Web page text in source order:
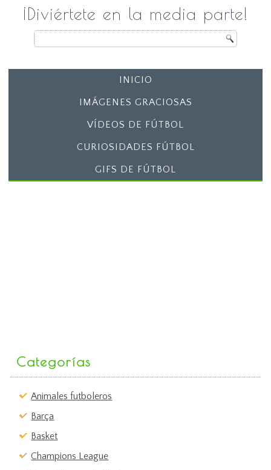
¡Diviértete en la media parte!
INICIO
IMÁGENES GRACIOSAS
VÍDEOS DE FÚTBOL
CURIOSIDADES FÚTBOL
GIFS DE FÚTBOL
Categorías
Animales futboleros
Barça
Basket
Champions League